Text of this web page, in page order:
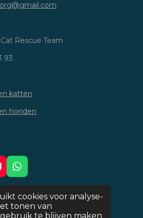
cookies voor analyse-
tonen van
te blijven maken
Rescue Team
93
katten
honden
W
H
T
SDog & Cat Rescue Team